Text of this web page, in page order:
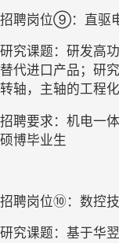
招聘岗位⑨：直驱
研究课题：研发高
替代进口产品；研
转轴，主轴的工程化
招聘要求：机电一
硕博毕业生
招聘岗位⑩：数控
研究课题：基于华